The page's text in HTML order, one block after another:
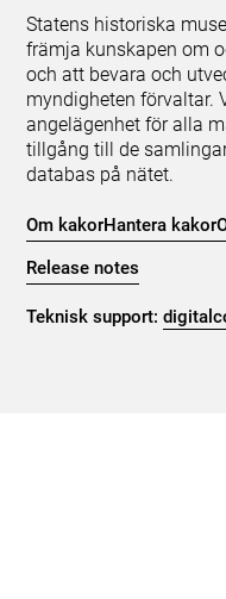
Statens historiska
främja kunskapen om
och att bevara och
myndigheten förvaltar.
angelägenhet för alla
tillgång till de
databas på nätet.
Om kakorHantera kakor
Release notes
Teknisk support: